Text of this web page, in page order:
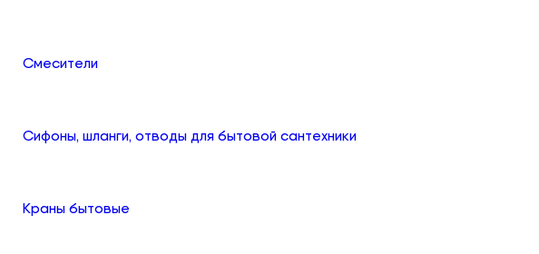
Смесители
Сифоны, шланги, отводы для бытовой сантехники
Краны бытовые